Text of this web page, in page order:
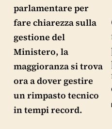
parlamentare per
fare chiarezza sulla
gestione del
Ministero, la
maggioranza si trova
ora a dover gestire
un rimpasto tecnico
in tempi record.